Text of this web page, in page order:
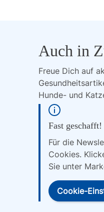
Auch in
Freue Dich auf
Hunde- und
Fast geschafft!
Für die
Cookies.
Sie unter
Cookie-